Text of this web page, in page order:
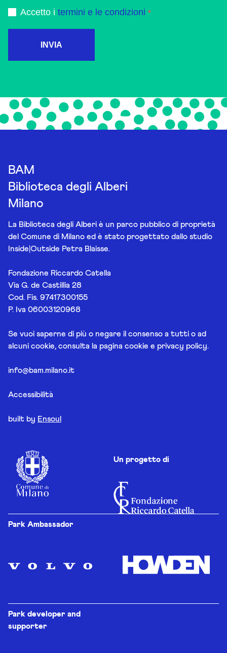
Accetto i termini e le condizioni
INVIA
BAM
Biblioteca degli Alberi
Milano
La Biblioteca degli Alberi è un parco pubblico di proprietà
del Comune di Milano ed è stato progettato dallo studio
Inside|Outside Petra Blaisse.
Fondazione Riccardo Catella
Via G. de Castillia 28
Cod. Fis. 97417300155
P. Iva 06003120968
Se vuoi saperne di più o negare il consenso a tutti o ad
alcuni cookie, consulta la pagina cookie e privacy policy.
info@bam.milano.it
Accessibilità
built by Ensoul
Un progetto di
Park Ambassador
Park developer and
supporter